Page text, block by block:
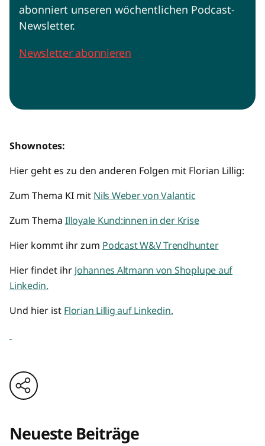
abonniert unseren wöchentlichen Podcast-
Newsletter.
Newsletter abonnieren
Shownotes:
Hier geht es zu den anderen Folgen mit Florian Lillig:
Zum Thema KI mit Nils Weber von Valantic
Zum Thema Illoyale Kund:innen in der Krise
Hier kommt ihr zum Podcast W&V Trendhunter
Hier findet ihr Johannes Altmann von Shoplupe auf
Linkedin.
Und hier ist Florian Lillig auf Linkedin.
Neueste Beiträge